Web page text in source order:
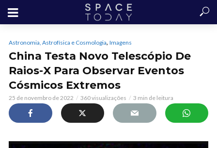
Astronomia, Astrofísica e Cosmologia, Imagens
China Testa Novo Telescópio De
Raios-X Para Observar Eventos
Cósmicos Extremos
25 de novembro de 2022 360 visualizações 3 min de leitura